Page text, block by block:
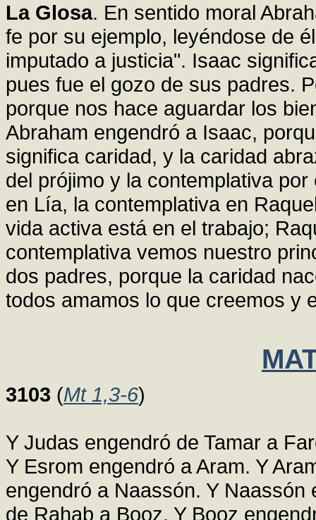
La Glosa. En sentido moral
fe por su ejemplo, leyéndose de
imputado a justicia". Isaac
pues fue el gozo de sus padres.
porque nos hace aguardar los
Abraham engendró a Isaac,
significa caridad, y la caridad
del prójimo y la contemplativa
en Lía, la contemplativa en
vida activa está en el trabajo;
contemplativa vemos nuestro
dos padres, porque la caridad
todos amamos lo que creemos y
3103 (Mt 1,3-6)
Y Judas engendró de Tamar a
Y Esrom engendró a Aram. Y
engendró a Naassón. Y
de Rahab a Booz. Y Booz